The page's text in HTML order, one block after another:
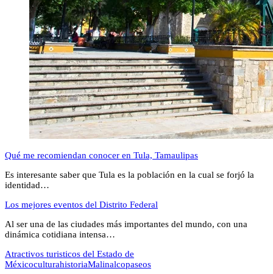
Qué me recomiendan conocer en Tula, Tamaulipas
Es interesante saber que Tula es la población en la cual se forjó la
identidad…
Los mejores eventos del Distrito Federal
Al ser una de las ciudades más importantes del mundo, con una
dinámica cotidiana intensa…
Atractivos turisticos del Estado de
MéxicoculturahistoriaMalinalcopaseos